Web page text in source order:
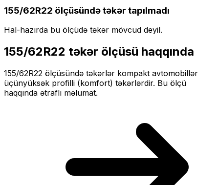
155/62R22 ölçüsündə təkər tapılmadı
Hal-hazırda bu ölçüdə təkər mövcud deyil.
155/62R22 təkər ölçüsü haqqında
155/62R22 ölçüsündə təkərlər kompakt avtomobillər
üçünyüksək profilli (komfort) təkərlərdir. Bu ölçü
haqqında ətraflı məlumat.